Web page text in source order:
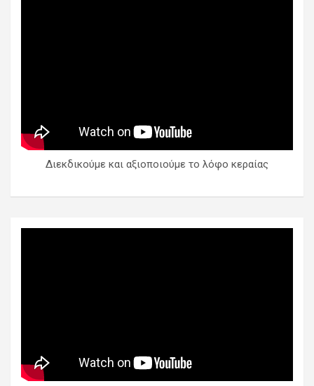
Διεκδικούμε και αξιοποιούμε το λόφο κεραίας